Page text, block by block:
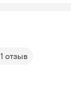
1 отзыв